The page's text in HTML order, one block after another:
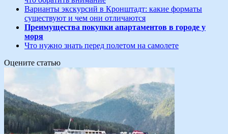
Варианты экскурсий в Кронштадт: какие форматы
существуют и чем они отличаются
Преимущества покупки апартаментов в городе у
моря
Что нужно знать перед полетом на самолете
Оцените статью